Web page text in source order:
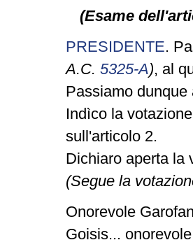
(Esame
PRESIDENTE.
A.C. 5325-A), al
Passiamo dunque
Indìco la
sull'articolo 2.
Dichiaro aperta la
(Segue la
Onorevole
Goisis...